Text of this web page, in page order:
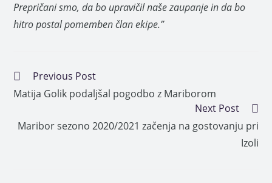
Prepričani smo, da bo upravičil naše zaupanje in da bo
hitro postal pomemben član ekipe.”
Previous Post
Matija Golik podaljšal pogodbo z Mariborom
Next Post
Maribor sezono 2020/2021 začenja na gostovanju pri
Izoli